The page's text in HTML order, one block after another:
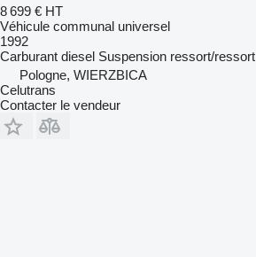
8 699 € HT
Véhicule communal universel
1992
Carburant diesel Suspension ressort/ressort
Pologne, WIERZBICA
Celutrans
Contacter le vendeur